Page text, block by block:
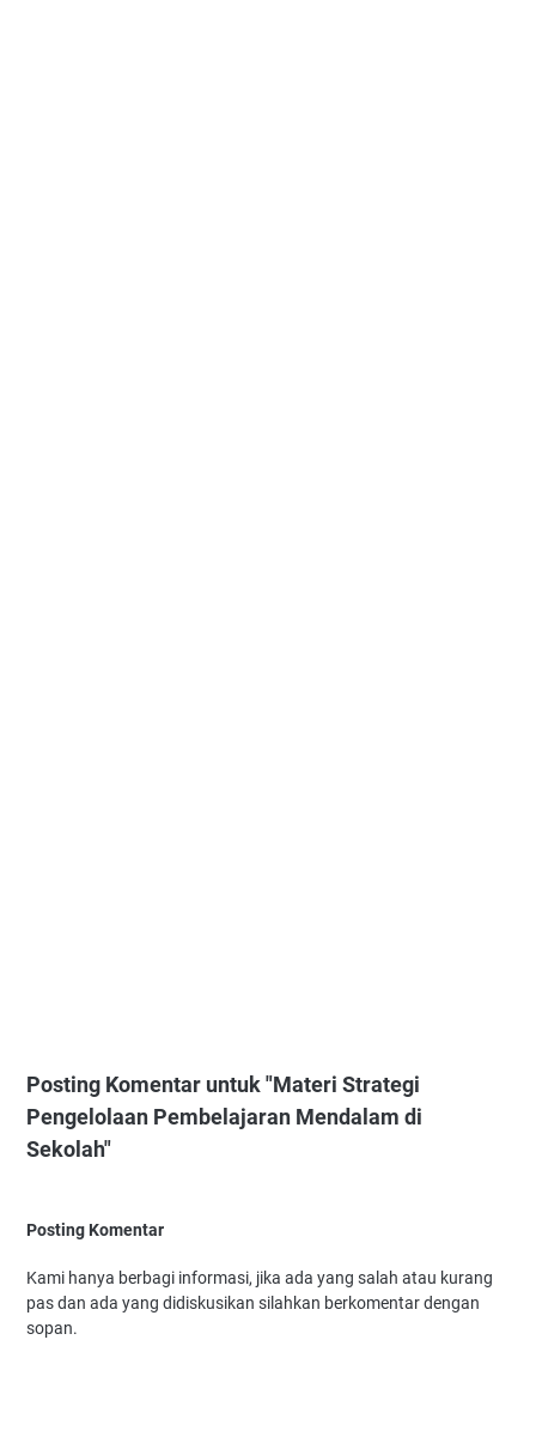
Posting Komentar untuk "Materi Strategi
Pengelolaan Pembelajaran Mendalam di
Sekolah"
Posting Komentar
Kami hanya berbagi informasi, jika ada yang salah atau kurang
pas dan ada yang didiskusikan silahkan berkomentar dengan
sopan.